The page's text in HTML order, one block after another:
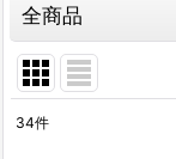
全商品
34件